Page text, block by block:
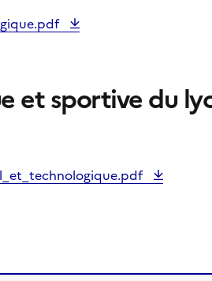
et sportive du